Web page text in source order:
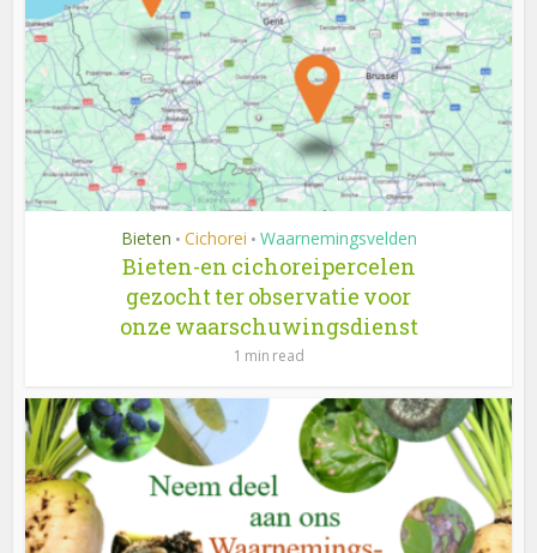
Bieten • Cichorei • Waarnemingsvelden
Bieten-en cichoreipercelen
gezocht ter observatie voor
onze waarschuwingsdienst
1 min read